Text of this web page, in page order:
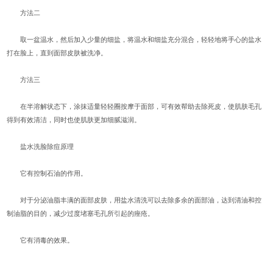
方法二
取一盆温水，然后加入少量的细盐，将温水和细盐充分混合，轻轻地将手心的盐水
打在脸上，直到面部皮肤被洗净。
方法三
在半溶解状态下，涂抹适量轻轻圈按摩于面部，可有效帮助去除死皮，使肌肤毛孔
得到有效清洁，同时也使肌肤更加细腻滋润。
盐水洗脸除痘原理
它有控制石油的作用。
对于分泌油脂丰满的面部皮肤，用盐水清洗可以去除多余的面部油，达到清油和控
制油脂的目的，减少过度堵塞毛孔所引起的痤疮。
它有消毒的效果。